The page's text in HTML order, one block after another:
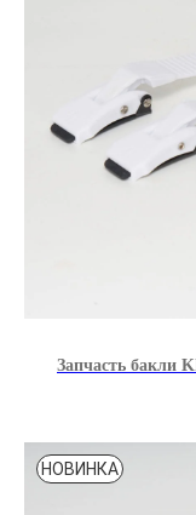
Запчасть бакли
НОВИНКА